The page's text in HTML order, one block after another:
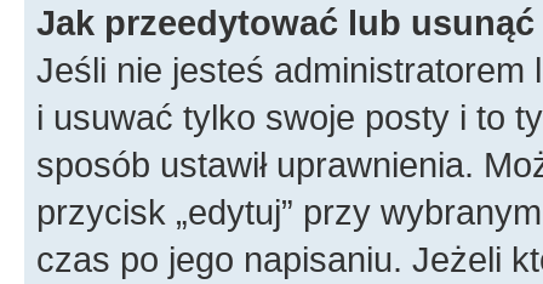
Jak przeedytować lub
Jeśli nie jesteś
i usuwać tylko swoje posty i to
sposób ustawił uprawnienia.
przycisk „edytuj” przy
czas po jego napisaniu. Jeżeli